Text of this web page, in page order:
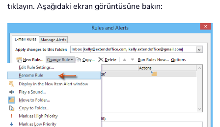
tıklayın. Aşağıdaki ekran görüntüsüne bakın: